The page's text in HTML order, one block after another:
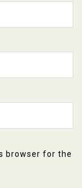
browser for the